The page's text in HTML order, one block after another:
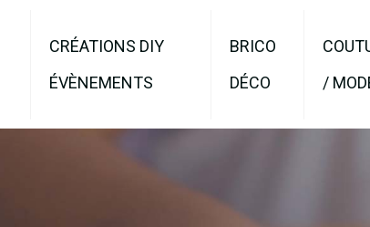
CRÉATIONS DIY
ÉVÈNEMENTS
BRICO
DÉCO
/